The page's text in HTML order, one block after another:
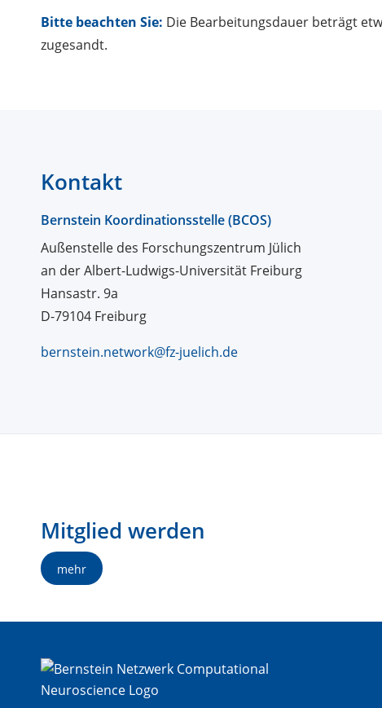
Bitte beachten Sie: Die Bearbeitungsdauer beträgt
zugesandt.
Kontakt
Bernstein Koordinationsstelle (BCOS)
Außenstelle des Forschungszentrum Jülich
an der Albert-Ludwigs-Universität Freiburg
Hansastr. 9a
D-79104 Freiburg
bernstein.network@fz-juelich.de
Mitglied werden
mehr